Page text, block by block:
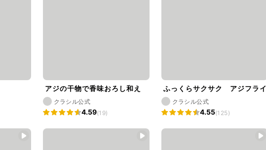
アジの干物で香味おろし和え
クラシル公式
4.59(19)
ふっくらサクサク アジフライ
クラシル公式
4.55(125)